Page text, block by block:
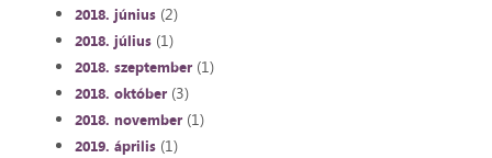
2018. június(2)
2018. július(1)
2018. szeptember(1)
2018. október(3)
2018. november(1)
2019. április(1)